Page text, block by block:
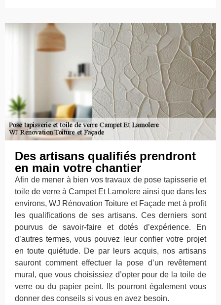
Des artisans qualifiés prendront
en main votre chantier
Afin de mener à bien vos travaux de pose tapisserie et
toile de verre à Campet Et Lamolere ainsi que dans les
environs, WJ Rénovation Toiture et Façade met à profit
les qualifications de ses artisans. Ces derniers sont
pourvus de savoir-faire et dotés d’expérience. En
d’autres termes, vous pouvez leur confier votre projet
en toute quiétude. De par leurs acquis, nos artisans
sauront comment effectuer la pose d’un revêtement
mural, que vous choisissiez d’opter pour de la toile de
verre ou du papier peint. Ils pourront également vous
donner des conseils si vous en avez besoin.